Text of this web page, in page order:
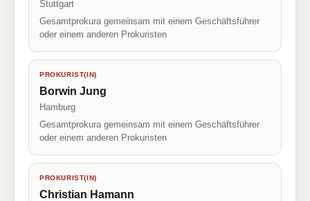
Stuttgart
Gesamtprokura gemeinsam mit einem Geschäftsführer
oder einem anderen Prokuristen
PROKURIST(IN)
Borwin Jung
Hamburg
Gesamtprokura gemeinsam mit einem Geschäftsführer
oder einem anderen Prokuristen
PROKURIST(IN)
Christian Hamann